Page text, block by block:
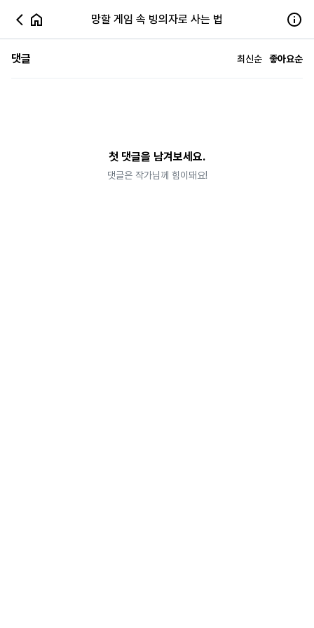
망할 게임 속 빙의자로 사는 법
댓글 최신순 좋아요순
첫 댓글을 남겨보세요.
댓글은 작가님께 힘이돼요!